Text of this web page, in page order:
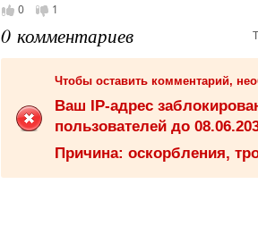
0 1
0 комментариев
Чтобы оставить комментарий,
Ваш IP-адрес
пользователей до
Причина: оскорбления,